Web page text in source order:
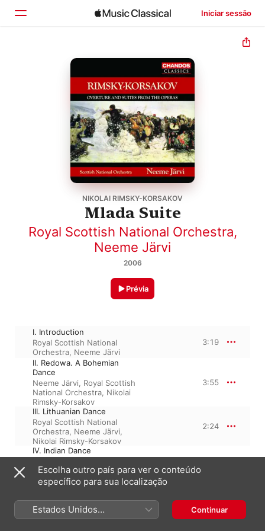
Iniciar sessão
NIKOLAI RIMSKY-KORSAKOV
Mlada Suite
Royal Scottish National Orchestra,
Neeme Järvi
2006
Prévia
I. Introduction
Royal Scottish National
Orchestra, Neeme Järvi
3:19
II. Redowa. A Bohemian
Dance
Neeme Järvi, Royal Scottish
National Orchestra, Nikolai
Rimsky-Korsakov
3:55
III. Lithuanian Dance
Royal Scottish National
Orchestra, Neeme Järvi,
Nikolai Rimsky-Korsakov
2:24
IV. Indian Dance
National Orchestra,Nikolai
Rimsky-Korsakov
1 de outubro de 1984
Escolha outro país para ver o conteúdo
específico para sua localização
Estados Unidos
(Português Brasil)
Continuar